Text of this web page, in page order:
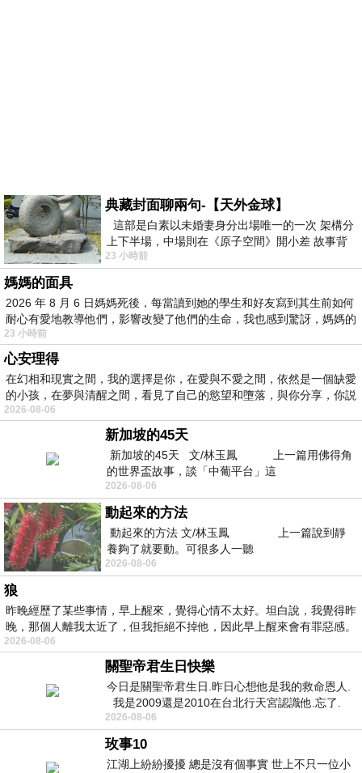
典藏封面聊兩句-【天外金球】
這部是白素以未婚妻身分出場唯一的一次 架構分
上下半場，中場則在《原子空間》開小差 故事背
景影射西藏境外流亡 地下組織
23 小時前
媽媽的面具
2026 年 8 月 6 日媽媽死後，每當讀到她的學生和好友寫到其生前如何
耐心有愛地教導他們，影響改變了他們的生命，我也感到驚訝，媽媽的
23 小時前
心安理得
在幻相和現實之間，我的選擇是你，在愛與不愛之間，依然是一個缺愛
的小孩，在夢與清醒之間，看見了自己的慾望和墮落，與你分享，你説
2026-08-06
新加坡的45天
新加坡的45天 文/林玉鳳 上一篇用佛得角
的世界盃故事，談「中葡平台」這
2026-08-06
動起來的方法
動起來的方法 文/林玉鳳 上一篇說到靜
養夠了就要動。可很多人一聽
2026-08-06
狼
昨晚經歷了某些事情，早上醒來，覺得心情不太好。坦白說，我覺得昨
晚，那個人離我太近了，但我拒絕不掉他，因此早上醒來會有罪惡感。
2026-08-06
關聖帝君生日快樂
今日是關聖帝君生日.昨日心想他是我的救命恩人.
我是2009還是2010在台北行天宮認識他.忘了.
一個奇摩交友的網友學
2026-08-06
玫事10
江湖上紛紛擾擾 總是沒有個事實 世上不只一位小